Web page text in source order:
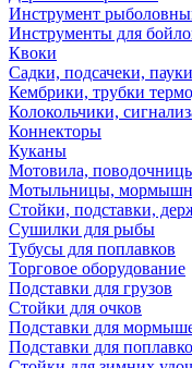
Инструмент
Инструменты для
Квоки
Садки, подсачеки, пауки
Кембрики, трубки
Колокольчики,
Коннекторы
Куканы
Мотовила,
Мотыльницы,
Стойки, подставки,
Сушилки для рыбы
Тубусы для поплавков
Торговое оборудование
Подставки для грузов
Стойки для очков
Подставки для
Подставки для